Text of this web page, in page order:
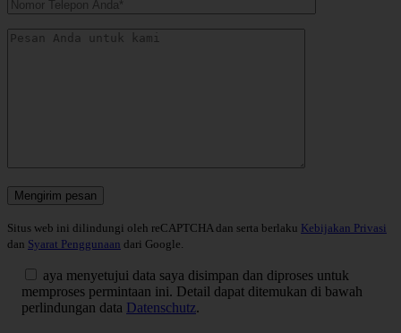
Situs web ini dilindungi oleh reCAPTCHA dan serta berlaku Kebijakan Privasi
dan Syarat Penggunaan dari Google.
aya menyetujui data saya disimpan dan diproses untuk
memproses permintaan ini. Detail dapat ditemukan di bawah
perlindungan data Datenschutz.